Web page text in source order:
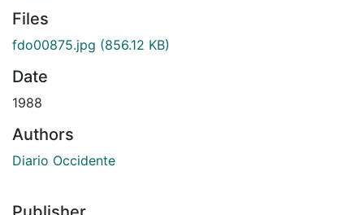
Files
fdo00875.jpg (856.12 KB)
Date
1988
Authors
Diario Occidente